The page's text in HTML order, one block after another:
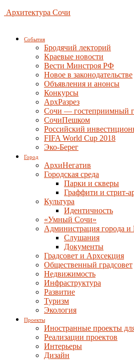
Архитектура Сочи
События
Бродячий лекторий
Краевые новости
Вести Минстроя РФ
Новое в законодательстве
Объявления и анонсы
Конкурсы
АрхРазрез
Сочи — гостеприимный
СочиПешком
Российский
FIFA World Cup 2018
Эко-Берег
Город
АрхиНегатив
Городская среда
Парки и скверы
Граффити и стрит-
Культура
Идентичность
«Умный Сочи»
Администрация города
Слушания
Документы
Градсовет и Архсекция
Общественный градсовет
Недвижимость
Инфраструктура
Развитие
Туризм
Экология
Проекты
Иностранные проекты
Реализации проектов
Интерьеры
Дизайн